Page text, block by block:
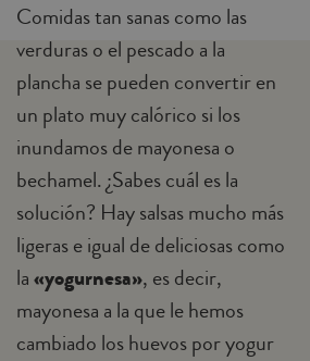
Comidas tan sanas como las
verduras o el pescado a la
plancha se pueden convertir en
un plato muy calórico si los
inundamos de mayonesa o
bechamel. ¿Sabes cuál es la
solución? Hay salsas mucho más
ligeras e igual de deliciosas como
la«yogurnesa», es decir,
mayonesa a la que le hemos
cambiado los huevos por yogur